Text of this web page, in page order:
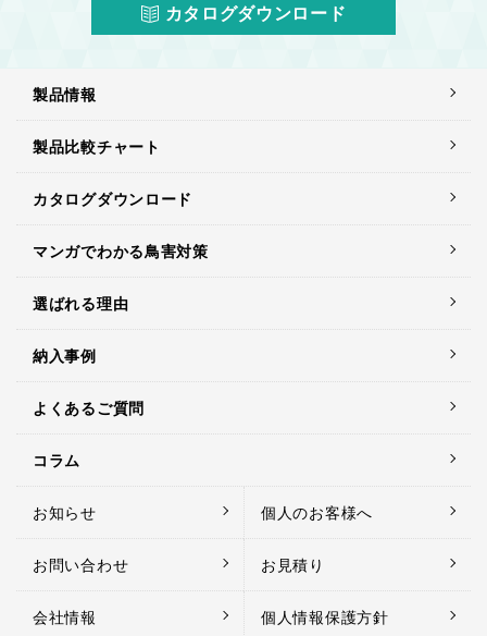
カタログダウンロード
製品情報
製品比較チャート
カタログダウンロード
マンガでわかる鳥害対策
選ばれる理由
納入事例
よくあるご質問
コラム
お知らせ 個人のお客様へ
お問い合わせ お見積り
会社情報 個人情報保護方針